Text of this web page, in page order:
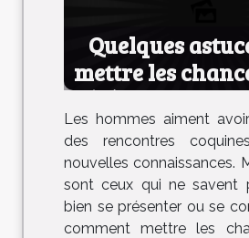
Quelques
mettre les
côté lors d’une
coquine
Les hommes aiment
des rencontres
nouvelles connaissances.
sont ceux qui ne savent
bien se présenter ou se
comment mettre les